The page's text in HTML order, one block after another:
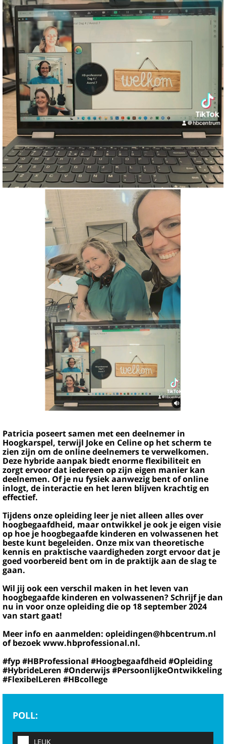
Patricia poseert samen met een deelnemer in
Hoogkarspel, terwijl Joke en Celine op het scherm te
zien zijn om de online deelnemers te verwelkomen.
Deze hybride aanpak biedt enorme flexibiliteit en
zorgt ervoor dat iedereen op zijn eigen manier kan
deelnemen. Of je nu fysiek aanwezig bent of online
inlogt, de interactie en het leren blijven krachtig en
effectief.
Tijdens onze opleiding leer je niet alleen alles over
hoogbegaafdheid, maar ontwikkel je ook je eigen visie
op hoe je hoogbegaafde kinderen en volwassenen het
beste kunt begeleiden. Onze mix van theoretische
kennis en praktische vaardigheden zorgt ervoor dat je
goed voorbereid bent om in de praktijk aan de slag te
gaan.
Wil jij ook een verschil maken in het leven van
hoogbegaafde kinderen en volwassenen? Schrijf je dan
nu in voor onze opleiding die op 18 september 2024
van start gaat!
Meer info en aanmelden: opleidingen@hbcentrum.nl
of bezoek www.hbprofessional.nl.
#fyp #HBProfessional #Hoogbegaafdheid #Opleiding
#HybrideLeren #Onderwijs #PersoonlijkeOntwikkeling
#FlexibelLeren #HBcollege
POLL:
LEUK